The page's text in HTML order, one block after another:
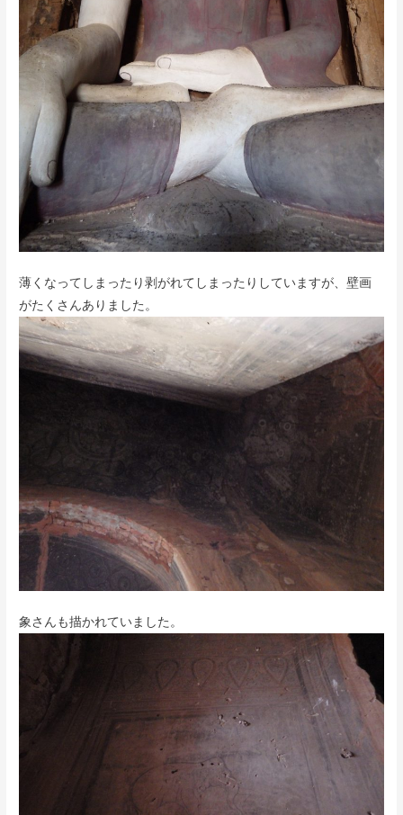
薄くなってしまったり剥がれてしまったりしていますが、壁画
がたくさんありました。
象さんも描かれていました。